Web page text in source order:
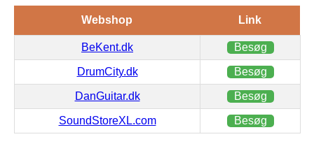
Webshop Link
BeKent.dk Besøg
DrumCity.dk Besøg
DanGuitar.dk Besøg
SoundStoreXL.com Besøg